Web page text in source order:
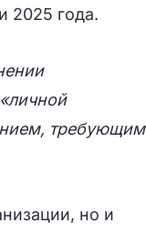
2025 года.
требующим
но и